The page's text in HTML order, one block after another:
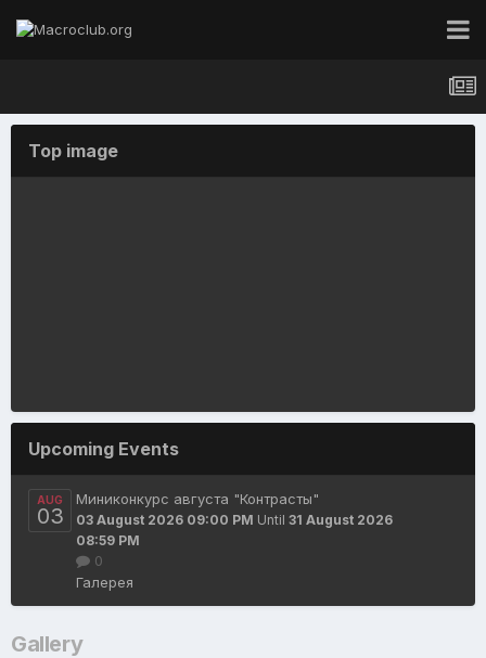
Top image
Upcoming Events
AUG
03
Миниконкурс августа "Контрасты"
03 August 2026 09:00 PM Until 31 August 2026
08:59 PM
0
Галерея
Gallery